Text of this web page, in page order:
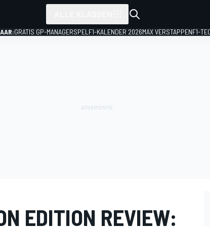
GRATIS GP-MANAGERSPEL F1-KALENDER 2026MAX VERSTAPPENF1-
EDITION REVIEW: